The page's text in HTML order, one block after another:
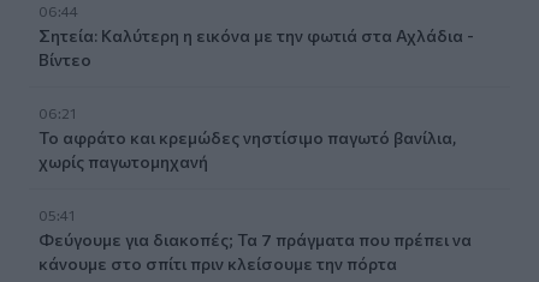
06:44
Σητεία: Καλύτερη η εικόνα με την φωτιά στα Αχλάδια -
Βίντεο
06:21
Το αφράτο και κρεμώδες νηστίσιμο παγωτό βανίλια,
χωρίς παγωτομηχανή
05:41
Φεύγουμε για διακοπές; Τα 7 πράγματα που πρέπει να
κάνουμε στο σπίτι πριν κλείσουμε την πόρτα